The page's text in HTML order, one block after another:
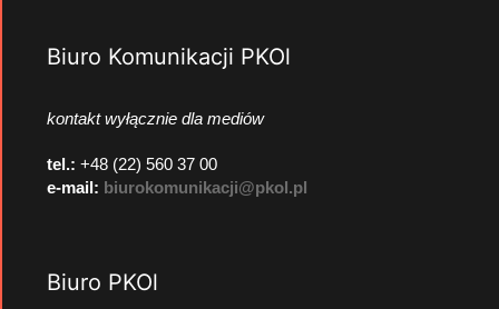
Biuro Komunikacji PKOl
kontakt wyłącznie dla mediów
tel.: +48 (22) 560 37 00
e-mail: biurokomunikacji@pkol.pl
Biuro PKOl